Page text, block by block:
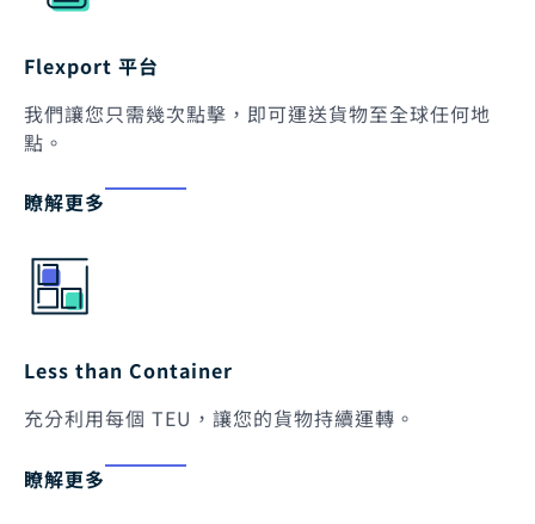
Flexport 平台
我們讓您只需幾次點擊，即可運送貨物至全球任何地
點。
瞭解更多
Less than Container
充分利用每個 TEU，讓您的貨物持續運轉。
瞭解更多